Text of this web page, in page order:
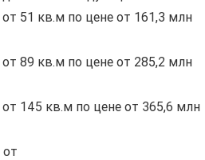
51 кв.м по цене от 161,3 млн
89 кв.м по цене от 285,2 млн
145 кв.м по цене от 365,6 млн